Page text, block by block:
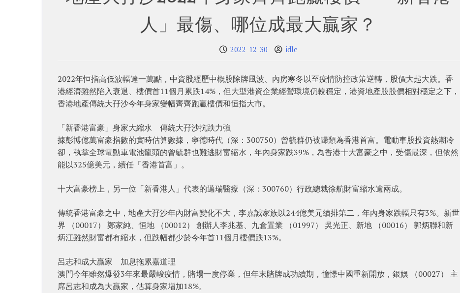
人」最傷、哪位成最大贏家？
2022-12-30 idle
2022年恒指高低波幅達一萬點，中資股經歷中概股除牌風波、內房寒冬以至疫情防控政策逆轉，股價大起大跌。香
港經濟雖然陷入衰退、樓價首11個月累跌14%，但大型港資企業經營環境仍較穩定，港資地產股股價相對穩定之下，
香港地產傳統大孖沙今年身家變幅齊齊跑贏樓價和恒指大市。
「新香港富豪」身家大縮水 傳統大孖沙抗跌力強
據彭博億萬富豪指數的實時估算數據，寧德時代（深：300750）曾毓群仍被歸類為香港首富。電動車股投資熱潮冷
卻，執掌全球電動車電池龍頭的曾毓群也難逃財富縮水，年內身家跌39%，為香港十大富豪之中，受傷最深，但依然
能以325億美元，續任「香港首富」。
十大富豪榜上，另一位「新香港人」代表的邁瑞醫療（深：300760）行政總裁徐航財富縮水逾兩成。
傳統香港富豪之中，地產大孖沙年內財富變化不大，李嘉誠家族以244億美元續排第二，年內身家跌幅只有3%。新世
界 （00017） 鄭家純、恒地 （00012） 創辦人李兆基、九倉置業 （01997） 吳光正、新地 （00016） 郭炳聯和新
炳江雖然財富都有縮水，但跌幅都少於今年首11個月樓價跌13%。
呂志和成大贏家 加息拖累嘉道理
澳門今年雖然爆發3年來最嚴峻疫情，賭場一度停業，但年末賭牌成功續期，憧憬中國重新開放，銀娛 （00027） 主
席呂志和成為大贏家，估算身家增加18%。